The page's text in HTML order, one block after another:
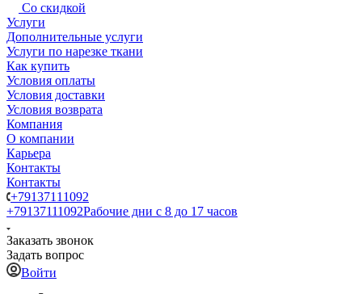
Со скидкой
Услуги
Дополнительные услуги
Услуги по нарезке ткани
Как купить
Условия оплаты
Условия доставки
Условия возврата
Компания
О компании
Карьера
Контакты
Контакты
+79137111092
+79137111092Рабочие дни с 8 до 17 часов
Заказать звонок
Задать вопрос
Войти